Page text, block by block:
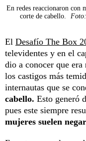
En redes reaccionaron con
corte de cabello.
El Desafío The Box
televidentes y en el
dio a conocer que era
los castigos más
internautas que se
cabello. Esto generó
pues este siempre
mujeres suelen